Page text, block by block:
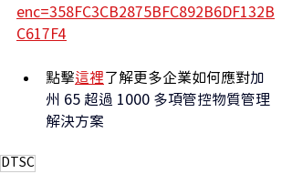
enc=358FC3CB2875BFC892B6DF132B
C617F4
點擊這裡了解更多企業如何應對加
州 65 超過 1000 多項管控物質管理
解決方案
DTSC